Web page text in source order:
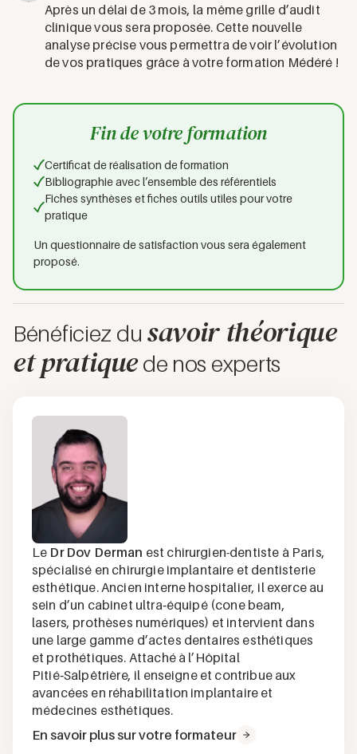
Après un délai de 3 mois, la même grille d’audit
clinique vous sera proposée. Cette nouvelle
analyse précise vous permettra de voir l’évolution
de vos pratiques grâce à votre formation Médéré !
Fin de votre formation
Certificat de réalisation de formation
Bibliographie avec l’ensemble des référentiels
Fiches synthèses et fiches outils utiles pour votre
pratique
Un questionnaire de satisfaction vous sera également
proposé.
Bénéficiez du savoir théorique
et pratiquede nos experts
Le Dr Dov Derman est chirurgien-dentiste à Paris,
spécialisé en chirurgie implantaire et dentisterie
esthétique. Ancien interne hospitalier, il exerce au
sein d’un cabinet ultra‑équipé (cone beam,
lasers, prothèses numériques) et intervient dans
une large gamme d’actes dentaires esthétiques
et prothétiques. Attaché à l’Hôpital
Pitié‑Salpêtrière, il enseigne et contribue aux
avancées en réhabilitation implantaire et
médecines esthétiques.
En savoir plus sur votre formateur